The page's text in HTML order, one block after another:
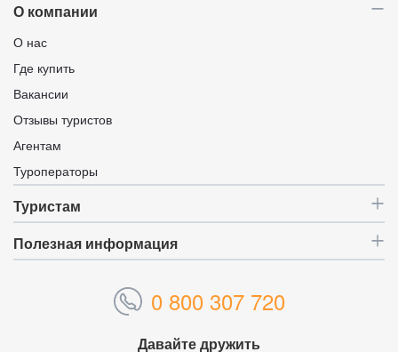
О компании
О нас
Где купить
Вакансии
Отзывы туристов
Агентам
Туроператоры
Туристам
Полезная информация
0 800 307 720
Давайте дружить